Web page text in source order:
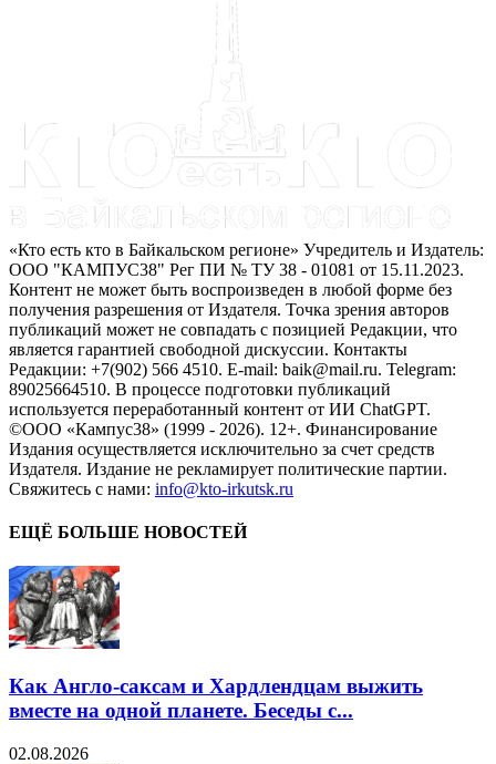
«Кто есть кто в Байкальском регионе» Учредитель и Издатель:
ООО "КАМПУС38" Рег ПИ № ТУ 38 - 01081 от 15.11.2023.
Контент не может быть воспроизведен в любой форме без
получения разрешения от Издателя. Точка зрения авторов
публикаций может не совпадать с позицией Редакции, что
является гарантией свободной дискуссии. Контакты
Редакции: +7(902) 566 4510. E-mail: baik@mail.ru. Telegram:
89025664510. В процессе подготовки публикаций
используется переработанный контент от ИИ ChatGPT.
©ООО «Кампус38» (1999 - 2026). 12+. Финансирование
Издания осуществляется исключительно за счет средств
Издателя. Издание не рекламирует политические партии.
Свяжитесь с нами: info@kto-irkutsk.ru
ЕЩЁ БОЛЬШЕ НОВОСТЕЙ
Как Англо-саксам и Хардлендцам выжить
вместе на одной планете. Беседы с...
02.08.2026